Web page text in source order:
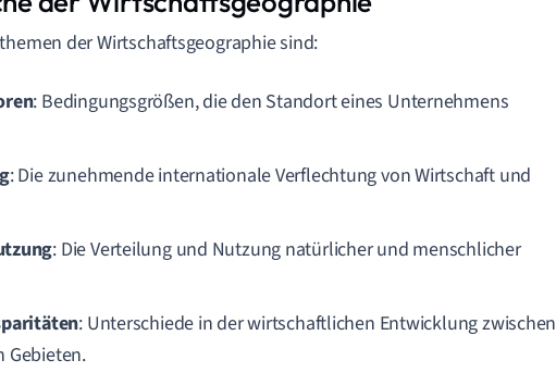
der Wirtschaftsgeographie sind:
: Bedingungsgrößen, die den Standort eines Unternehmens
: Die zunehmende internationale Verflechtung von Wirtschaft und
: Die Verteilung und Nutzung natürlicher und menschlicher
: Unterschiede in der wirtschaftlichen Entwicklung zwischen
Gebieten.